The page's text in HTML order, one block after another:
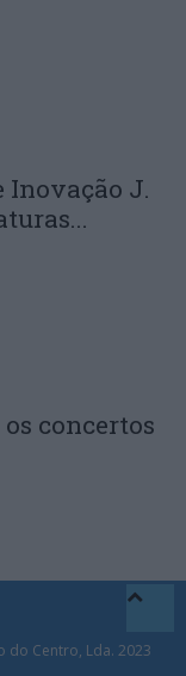
Inovação J.
concertos
do Centro, Lda. 2023